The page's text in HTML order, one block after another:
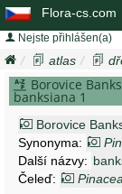
Flora-cs.com
Nejste přihlášen(a)
atlas
pinus
Borovice
banksiana 1
Borovice
Synonyma:
Další názvy:
Čeleď: